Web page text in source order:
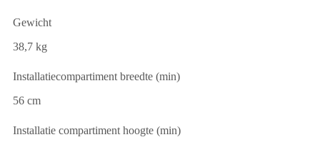
Gewicht
38,7 kg
Installatiecompartiment breedte (min)
56 cm
Installatie compartiment hoogte (min)